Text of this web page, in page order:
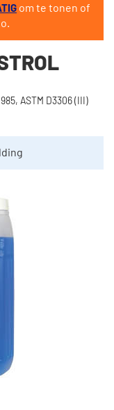
om te tonen of
ASTM D3306 (III)